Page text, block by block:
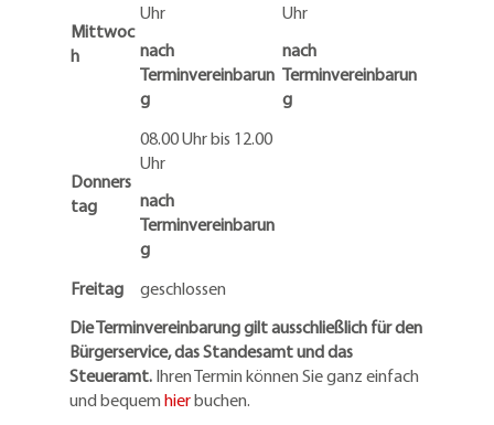
Mittwoc
h
Uhr
nach
Terminvereinbarun
g
Uhr
nach
Terminvereinbarun
g
Donners
tag
08.00 Uhr bis 12.00
Uhr
nach
Terminvereinbarun
g
Freitag
geschlossen
Die Terminvereinbarung gilt ausschließlich für den
Bürgerservice, das Standesamt und das
Steueramt. Ihren Termin können Sie ganz einfach
und bequem hierbuchen.